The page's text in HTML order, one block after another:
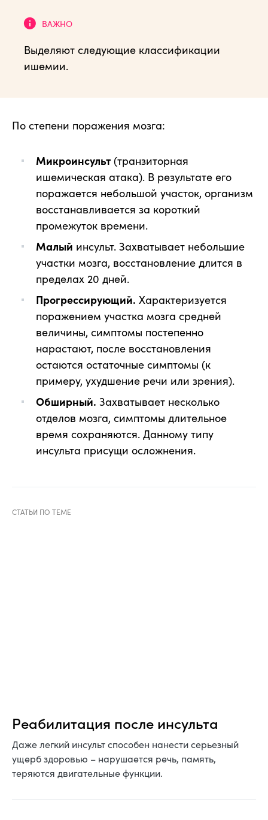
Выделяют следующие классификации
ишемии.
По степени поражения мозга:
Микроинсульт (транзиторная
ишемическая атака). В результате его
поражается небольшой участок, организм
восстанавливается за короткий
промежуток времени.
Малый инсульт. Захватывает небольшие
участки мозга, восстановление длится в
пределах 20 дней.
Прогрессирующий. Характеризуется
поражением участка мозга средней
величины, симптомы постепенно
нарастают, после восстановления
остаются остаточные симптомы (к
примеру, ухудшение речи или зрения).
Обширный. Захватывает несколько
отделов мозга, симптомы длительное
время сохраняются. Данному типу
инсульта присущи осложнения.
Реабилитация после инсульта
Даже легкий инсульт способен нанести серьезный
ущерб здоровью – нарушается речь, память,
теряются двигательные функции.